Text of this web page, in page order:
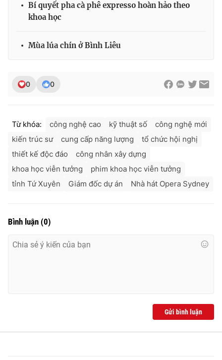
Bí quyết pha cà phê expresso hoàn hảo theo
khoa học
Mùa lúa chín ở Bình Liêu
0 0
Từ khóa: công nghệ cao kỹ thuật số
công nghệ mới
kiến trúc sư
cung cấp năng lượng
tổ chức hội nghị
thiết kế độc đáo
công nhân xây dựng
khoa học viễn tưởng
phim khoa học viễn tưởng
tỉnh Tứ Xuyên
Giám đốc dự án Nhà hát Opera Sydney
Bình luận (0)
Gửi bình luận